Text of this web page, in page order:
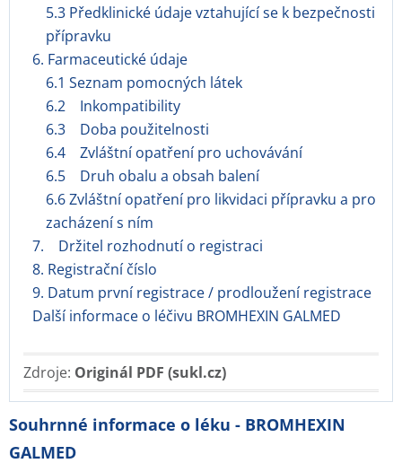
5.3 Předklinické údaje vztahující se k bezpečnosti
přípravku
6. Farmaceutické údaje
6.1 Seznam pomocných látek
6.2 Inkompatibility
6.3 Doba použitelnosti
6.4 Zvláštní opatření pro uchovávání
6.5 Druh obalu a obsah balení
6.6 Zvláštní opatření pro likvidaci přípravku a pro
zacházení s ním
7. Držitel rozhodnutí o registraci
8. Registrační číslo
9. Datum první registrace / prodloužení registrace
Další informace o léčivu BROMHEXIN GALMED
Zdroje: Originál PDF (sukl.cz)
Souhrnné informace o léku - BROMHEXIN
GALMED